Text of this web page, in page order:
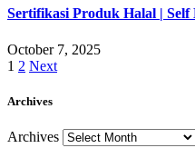
Sertifikasi Produk Halal | Self
October 7, 2025
1 2 Next
Archives
Archives